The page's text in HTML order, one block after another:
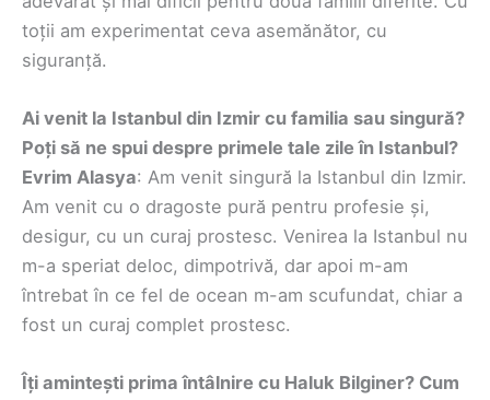
toții am experimentat ceva asemănător, cu
siguranță.
Ai venit la Istanbul din Izmir cu familia sau singură?
Poți să ne spui despre primele tale zile în Istanbul?
Evrim Alasya: Am venit singură la Istanbul din Izmir.
Am venit cu o dragoste pură pentru profesie și,
desigur, cu un curaj prostesc. Venirea la Istanbul nu
m-a speriat deloc, dimpotrivă, dar apoi m-am
întrebat în ce fel de ocean m-am scufundat, chiar a
fost un curaj complet prostesc.
Îți amintești prima întâlnire cu Haluk Bilginer? Cum